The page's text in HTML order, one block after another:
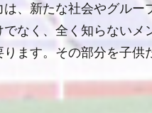
は、新たな社会やグルー
でなく、全く知らないメ
ります。その部分を子供